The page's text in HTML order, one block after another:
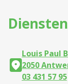
Louis Paul
2050
03 431 57 95